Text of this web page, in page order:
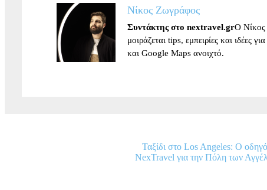
Νίκος Ζωγράφος
Συντάκτης στο nextravel.grΟ Νίκος
μοιράζεται tips, εμπειρίες και ιδέες
και Google Maps ανοιχτό.
Ταξίδι στo Los Angeles: Ο
NexTravel για την Πόλη των